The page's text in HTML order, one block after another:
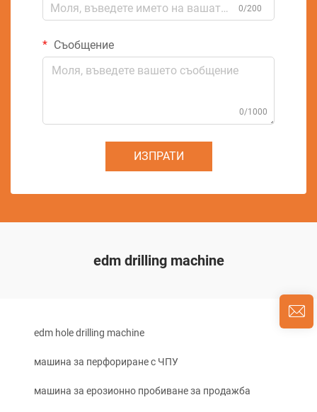
0/200
Съобщение
0/1000
ИЗПРАТИ
edm drilling machine
edm hole drilling machine
машина за перфориране с ЧПУ
машина за ерозионно пробиване за продажба